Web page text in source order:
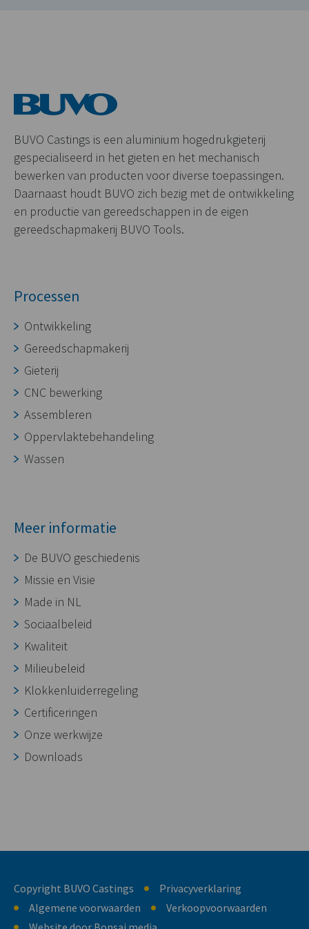
BUVO Castings is een aluminium hogedrukgieterij
gespecialiseerd in het gieten en het mechanisch
bewerken van producten voor diverse toepassingen.
Daarnaast houdt BUVO zich bezig met de ontwikkeling
en productie van gereedschappen in de eigen
gereedschapmakerij BUVO Tools.
Processen
Ontwikkeling
Gereedschapmakerij
Gieterij
CNC bewerking
Assembleren
Oppervlaktebehandeling
Wassen
Meer informatie
De BUVO geschiedenis
Missie en Visie
Made in NL
Sociaalbeleid
Kwaliteit
Milieubeleid
Klokkenluiderregeling
Certificeringen
Onze werkwijze
Downloads
Copyright BUVO Castings
Privacyverklaring
Algemene voorwaarden
Verkoopvoorwaarden